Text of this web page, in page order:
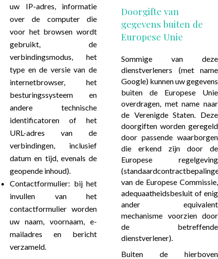
uw IP-adres, informatie
over de computer die
voor het browsen wordt
gebruikt, de
verbindingsmodus, het
type en de versie van de
internetbrowser, het
besturingssysteem en
andere technische
identificatoren of het
URL-adres van de
verbindingen, inclusief
datum en tijd, evenals de
geopende inhoud).
Contactformulier: bij het
invullen van het
contactformulier worden
uw naam, voornaam, e-
mailadres en bericht
verzameld.
Doorgifte van
gegevens buiten de
Europese Unie
Sommige van deze
dienstverleners (met name
Google) kunnen uw gegevens
buiten de Europese Unie
overdragen, met name naar
de Verenigde Staten. Deze
doorgiften worden geregeld
door passende waarborgen
die erkend zijn door de
Europese regelgeving
van de Europese Commissie,
adequaatheidsbesluit of enig
ander equivalent
mechanisme voorzien door
de betreffende
dienstverlener).
Buiten de hierboven